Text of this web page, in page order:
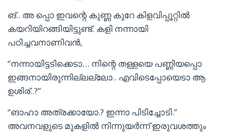
ങ്.. അ പ്പൊ ഇവന്റെ കുണ്ണ കുറേ കിളവിപ്പൂറ്റിൽ
കയറിയിറങ്ങിയിട്ടുണ്ട്. കളി നന്നായി
പഠിച്ചവനാണിവൻ,
“നന്നായിട്ടടിക്കെടാ… നിന്റെ തള്ളയെ പണ്ണിയപ്പൊ
ഇങ്ങനായിരുന്നില്ലല്ലോ.. എവിടെപ്പോയെടാ ആ
ഉശിര്..?”
“ങാഹാ അത്രക്കായോ.? ഇന്നാ പിടിച്ചോടി.”
അവനവളുടെ മുകളിൽ നിന്നുയർന്ന് ഇരുവശത്തും